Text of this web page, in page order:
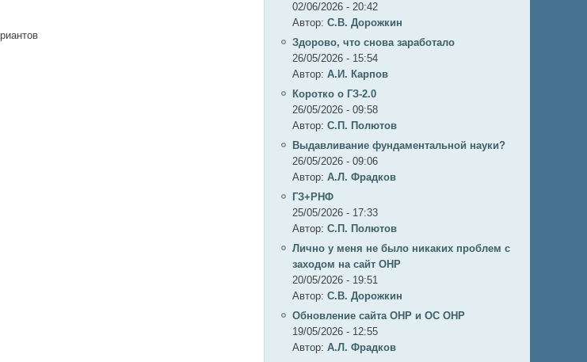
02/06/2026 - 20:42
Автор: С.В. Дорожкин
Здорово, что снова заработало
26/05/2026 - 15:54
Автор: А.И. Карпов
Коротко о ГЗ-2.0
26/05/2026 - 09:58
Автор: C.П. Полютов
Выдавливание фундаментальной науки?
26/05/2026 - 09:06
Автор: А.Л. Фрадков
ГЗ+РНФ
25/05/2026 - 17:33
Автор: C.П. Полютов
Лично у меня не было никаких проблем с
заходом на сайт ОНР
20/05/2026 - 19:51
Автор: С.В. Дорожкин
Обновление сайта ОНР и ОС ОНР
19/05/2026 - 12:55
Автор: А.Л. Фрадков